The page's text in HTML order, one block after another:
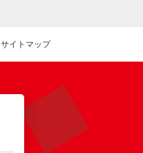
サイトマップ